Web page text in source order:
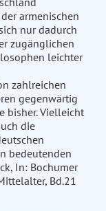
armenischen
nur dadurch
zugänglichen
leichter
zahlreichen
gegenwärtig
bisher. Vielleicht
die
bedeutenden
In: Bochumer
Bd.21